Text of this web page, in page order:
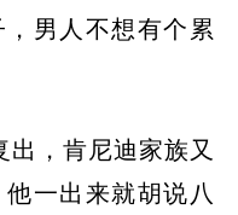
男人不想有个累
，肯尼迪家族又
一出来就胡说八